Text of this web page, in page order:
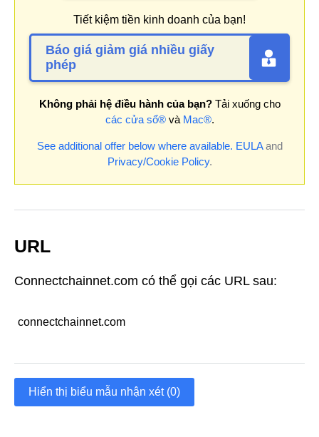
Tiết kiệm tiền kinh doanh của bạn!
Báo giá giảm giá nhiều giấy
phép
Không phải hệ điều hành của bạn?Tải xuống cho
các cửa sổ®và Mac®.
See additional offer below where available. EULAand
Privacy/Cookie Policy.
URL
Connectchainnet.com có thể gọi các URL sau:
connectchainnet.com
Hiển thị biểu mẫu nhận xét (0)